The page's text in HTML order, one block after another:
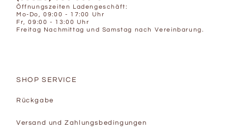
Öffnungszeiten Ladengeschäft:
Mo-Do, 09:00 - 17:00 Uhr
Fr, 09:00 - 13:00 Uhr
Freitag Nachmittag und Samstag nach Vereinbarung.
SHOP SERVICE
Rückgabe
Versand und Zahlungsbedingungen